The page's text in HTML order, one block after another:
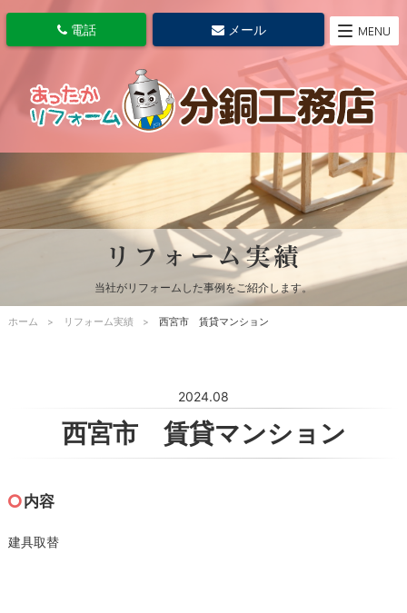
電話 メール MENU
リフォーム実績
当社がリフォームした事例をご紹介します。
ホーム リフォーム実績 西宮市 賃貸マンション
2024.08
西宮市 賃貸マンション
内容
建具取替